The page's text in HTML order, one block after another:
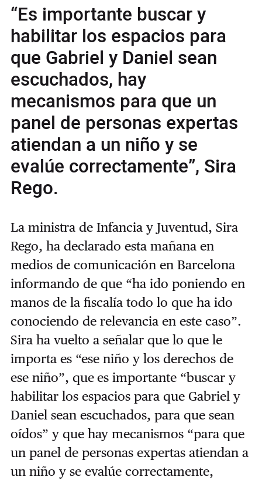
“Es importante buscar y
habilitar los espacios para
que Gabriel y Daniel sean
escuchados, hay
mecanismos para que un
panel de personas expertas
atiendan a un niño y se
evalúe correctamente”, Sira
Rego.
La ministra de Infancia y Juventud, Sira
Rego, ha declarado esta mañana en
medios de comunicación en Barcelona
informando de que “ha ido poniendo en
manos de la fiscalía todo lo que ha ido
conociendo de relevancia en este caso”.
Sira ha vuelto a señalar que lo que le
importa es “ese niño y los derechos de
ese niño”, quees importante “buscar y
habilitar los espacios para que Gabriel y
Daniel sean escuchados, para que sean
oídos” y que hay mecanismos “para que
un panel de personas expertas atiendan a
un niño y se evalúe correctamente,